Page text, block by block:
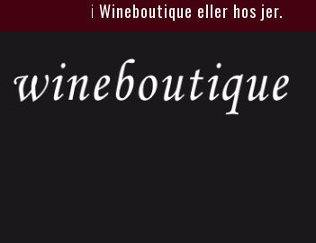
i Wineboutique eller hos jer.